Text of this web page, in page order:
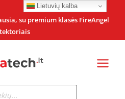
su premium klasės FireAngel
Lietuvių kalba